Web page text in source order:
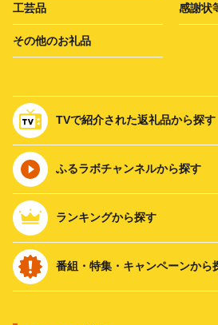
工芸品 感謝状
その他のお礼品
TVで紹介された返礼品から探す
ふるラボチャンネルから探す
ランキングから探す
番組・特集・キャンペーンから